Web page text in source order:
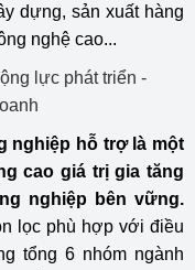
dựng, sản xuất hàng
nghệ cao...
nghiệp hỗ trợ là một
cao giá trị gia tăng
nghiệp bên vững.
lọc phù hợp với điều
tổng 6 nhóm ngành